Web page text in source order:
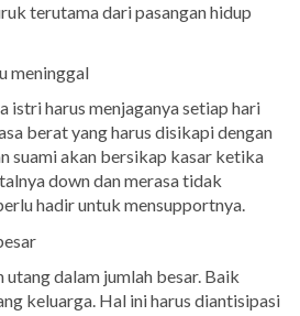
terutama dari pasangan hidup
meninggal
istri harus menjaganya setiap hari
berat yang harus disikapi dengan
suami akan bersikap kasar ketika
down dan merasa tidak
hadir untuk mensupportnya.
utang dalam jumlah besar. Baik
keluarga. Hal ini harus diantisipasi